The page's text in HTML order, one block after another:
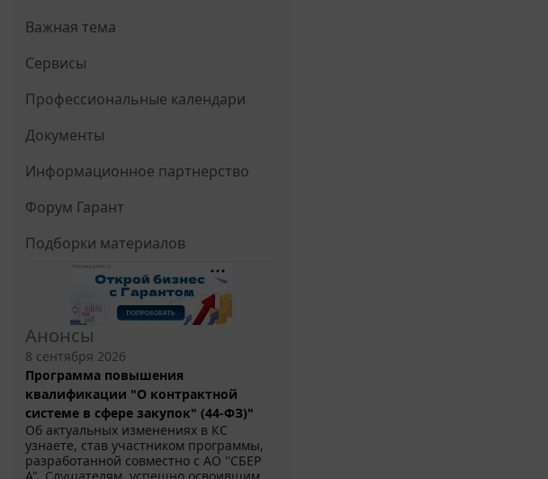
Важная тема
Сервисы
Профессиональные календари
Документы
Информационное партнерство
Форум Гарант
Подборки материалов
Анонсы
8 сентября 2026
Программа повышения
квалификации "О контрактной
системе в сфере закупок" (44-ФЗ)"
Об актуальных изменениях в КС
узнаете, став участником программы,
разработанной совместно с АО ''СБЕР